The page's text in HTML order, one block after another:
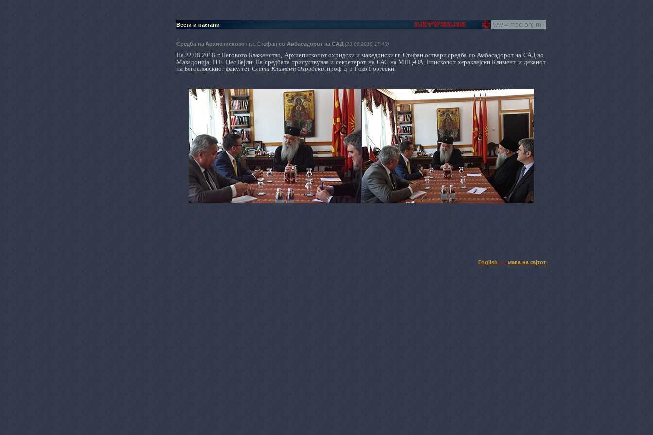
Вести и настани
Средба на Архиепископот г.г. Стефан со Амбасадорот на САД (23.08.2018 17:43)
На 22.08.2018 г. Неговото Блаженство, Архиепископот охридски и македонски г.г. Стефан оствари средба со Амбасадорот на САД во
Македонија, Н.Е. Џес Бејли. На средбата присуствуваа и секретарот на САС на МПЦ-ОА, Епископот хераклејски Климент, и деканот
на Богословскиот факултет Свети Климент Охридски, проф. д-р Ѓоко Ѓорѓески.
English мапа на сајтот